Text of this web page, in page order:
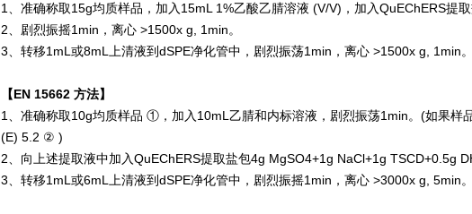
1、准确称取15g均质样品，加入15mL 1%乙酸乙腈溶液 (V/V)，加入QuEChERS提
2、剧烈振摇1min，离心 >1500x g, 1min。
3、转移1mL或8mL上清液到dSPE净化管中，剧烈振荡1min，离心 >1500x g, 1min
【EN 15662 方法】
1、准确称取10g均质样品 ①，加入10mL乙腈和内标溶液，剧烈振荡1min。(如果样
(E) 5.2 ② )
2、向上述提取液中加入QuEChERS提取盐包4g MgSO4+1g NaCl+1g TSCD+0.5g
3、转移1mL或6mL上清液到dSPE净化管中，剧烈振摇1min，离心 >3000x g, 5min